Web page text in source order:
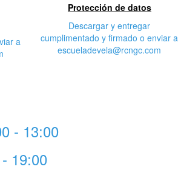
a
Protección de datos
Descargar y entregar
cumplimentado y firmado o enviar a
escueladevela@rcngc.com
- 13:00
19:00